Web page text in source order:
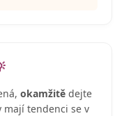
okamžitě dejte
mají tendenci se v